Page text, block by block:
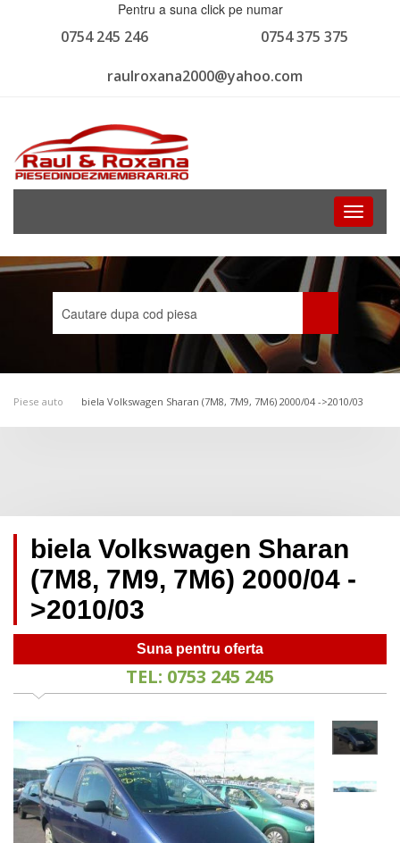
Pentru a suna click pe numar
0754 375 375
0754 245 246
raulroxana2000@yahoo.com
Toggle
Piese auto biela Volkswagen Sharan (7M8, 7M9, 7M6) 2000/04 ->2010/03
biela Volkswagen Sharan
(7M8, 7M9, 7M6) 2000/04 -
>2010/03
Suna pentru oferta
TEL: 0753 245 245